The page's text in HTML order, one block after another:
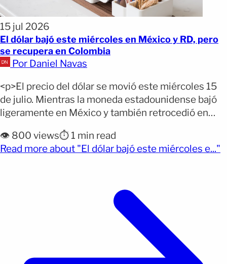
15 jul 2026
El dólar bajó este miércoles en México y RD, pero
se recupera en Colombia
Por Daniel Navas
<p>El precio del dólar se movió este miércoles 15
de julio. Mientras la moneda estadounidense bajó
ligeramente en México y también retrocedió en
primer aumento oficial después de varias semanas
de caídas. Por qué importa: Estos cambios pueden
👁️ 800 views⏱️ 1 min read
Read more about "El dólar bajó este miércoles e..."